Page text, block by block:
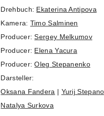
Drehbuch: Ekaterina Antipova
Kamera: Timo Salminen
Producer:Sergey Melkumov
Producer: Elena Yacura
Producer:Oleg Stepanenko
Darsteller:
Oksana Fandera | Yurij
Natalya Surkova